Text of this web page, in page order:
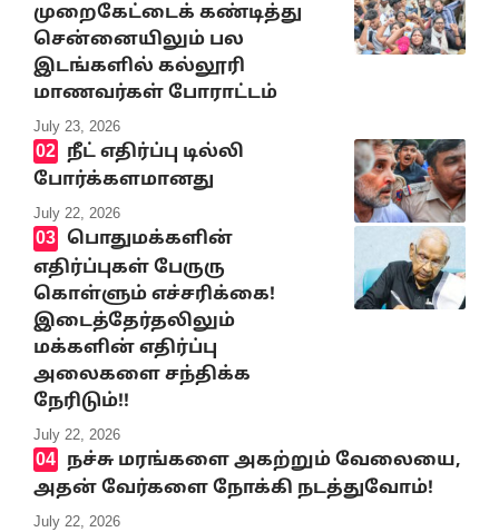
முறைகேட்டைக் கண்டித்து
சென்னையிலும் பல
இடங்களில் கல்லூரி
மாணவர்கள் போராட்டம்
July 23, 2026
நீட் எதிர்ப்பு டில்லி
போர்க்களமானது
July 22, 2026
பொதுமக்களின்
எதிர்ப்புகள் பேருரு
கொள்ளும் எச்சரிக்கை!
இடைத்தேர்தலிலும்
மக்களின் எதிர்ப்பு
அலைகளை சந்திக்க
நேரிடும்!!
July 22, 2026
நச்சு மரங்களை அகற்றும் வேலையை,
அதன் வேர்களை நோக்கி நடத்துவோம்!
July 22, 2026